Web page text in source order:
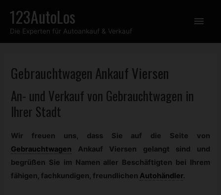
Inhalt
springen
123AutoLos
Die Experten für Autoankauf & Verkauf
GebrauchtwagenAnkauf Viersen
An- und Verkauf von Gebrauchtwagen in
Ihrer Stadt
Wir freuen uns, dass Sie auf die Seite von
Gebrauchtwagen
Ankauf Viersen gelangt sind und
begrüßen Sie im Namen aller Beschäftigten bei Ihrem
fähigen, fachkundigen, freundlichen Autohändler.